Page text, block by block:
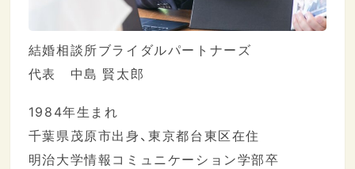
結婚相談所ブライダルパートナーズ
代表 中島 賢太郎
1984年生まれ
千葉県茂原市出身、東京都台東区在住
明治大学情報コミュニケーション学部卒